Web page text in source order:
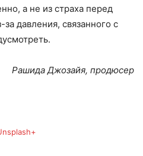
а не из страха перед
давления, связанного с
Рашида Джозайя, продюсер